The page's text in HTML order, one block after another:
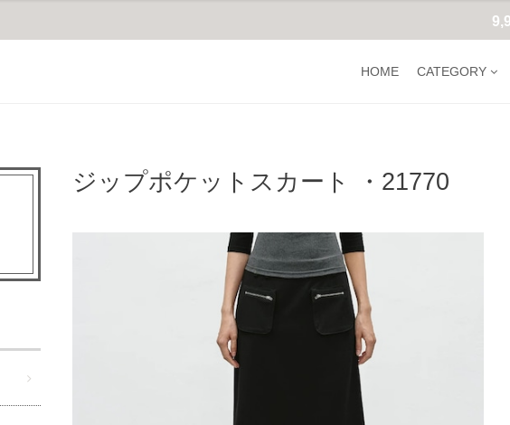
HOME CATEGORY
ジップポケットスカート ・21770